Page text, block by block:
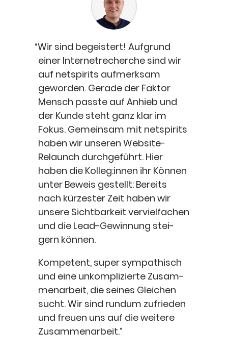
“Wir sind begeis­tert! Auf­grund
einer Inter­net­re­cher­che sind wir
auf netspirits auf­merk­sam
gewor­den. Gera­de der Fak­tor
Mensch pass­te auf Anhieb und
der Kun­de steht ganz klar im
Fokus. Gemein­sam mit netspirits
haben wir unse­ren Web­site-
Relaunch durch­ge­führt. Hier
haben die Kolleg:innen ihr Kön­nen
unter Beweis gestellt: Bereits
nach kür­zes­ter Zeit haben wir
unse­re Sicht­bar­keit ver­viel­fa­chen
und die Lead-Gewin­nung stei­
gern können.
Kom­pe­tent, super sym­pa­thisch
und eine unkom­pli­zier­te Zusam­
men­ar­beit, die sei­nes Glei­chen
sucht. Wir sind rund­um zufrie­den
und freu­en uns auf die wei­te­re
Zusammenarbeit.”